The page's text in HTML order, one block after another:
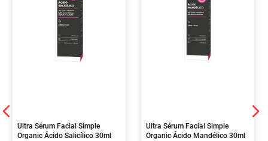
Ultra Sérum Facial Simple
Organic Ácido Salicílico 30ml
Ultra Sérum Facial Simple
Organic Ácido Mandélico 30ml